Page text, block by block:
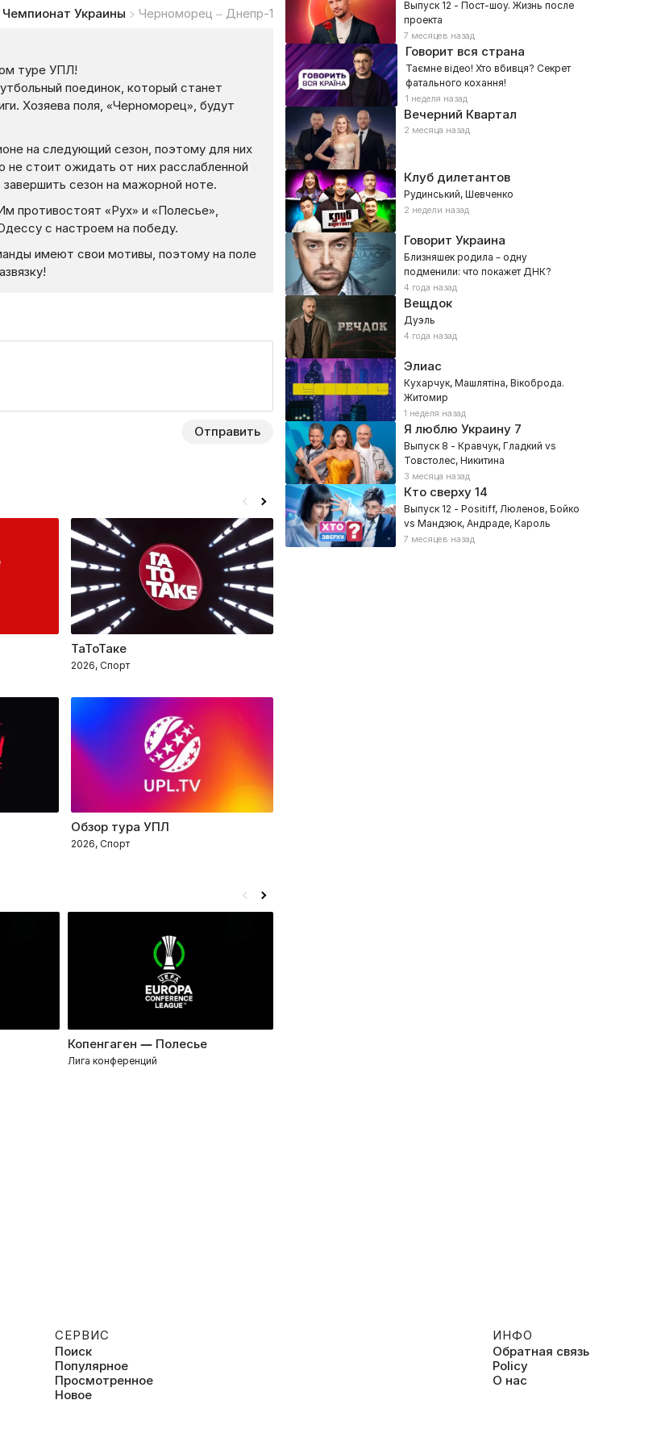
Чемпионат Украины Черноморец – Днепр-1
туре УПЛ!
поединок, который станет
Хозяева поля, «Черноморец», будут
на следующий сезон, поэтому для них
стоит ожидать от них расслабленной
сезон на мажорной ноте.
противостоят «Рух» и «Полесье»,
с настроем на победу.
имеют свои мотивы, поэтому на поле
Отправить
Выпуск 12 - Пост-шоу. Жизнь после
проекта
7 месяцев назад
Говорит вся страна
Таємне відео! Хто вбивця? Секрет
фатального кохання!
1 неделя назад
Вечерний Квартал
2 месяца назад
Клуб дилетантов
Рудинський, Шевченко
2 недели назад
Говорит Украина
Близняшек родила – одну
подменили: что покажет ДНК?
4 года назад
Вещдок
Дуэль
4 года назад
Элиас
Кухарчук, Машлятіна, Вікоброда.
Житомир
1 неделя назад
Я люблю Украину7
Выпуск 8 - Кравчук, Гладкий vs
Товстолес, Никитина
3 месяца назад
Кто сверху14
Выпуск 12 - Positiff, Люленов, Бойко
vs Мандзюк, Андраде, Кароль
7 месяцев назад
ТаТоТаке
2026, Спорт
Обзор тура УПЛ
2026, Спорт
Копенгаген — Полесье
Лига конференций
СЕРВИС
Поиск
Популярное
Просмотренное
Новое
ИНФО
Обратная связь
Policy
О нас